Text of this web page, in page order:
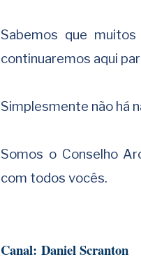
Sabemos que
continuaremos aqui
Simplesmente não há
Somos o Conselho
com todos vocês.
Canal:Daniel Scranton